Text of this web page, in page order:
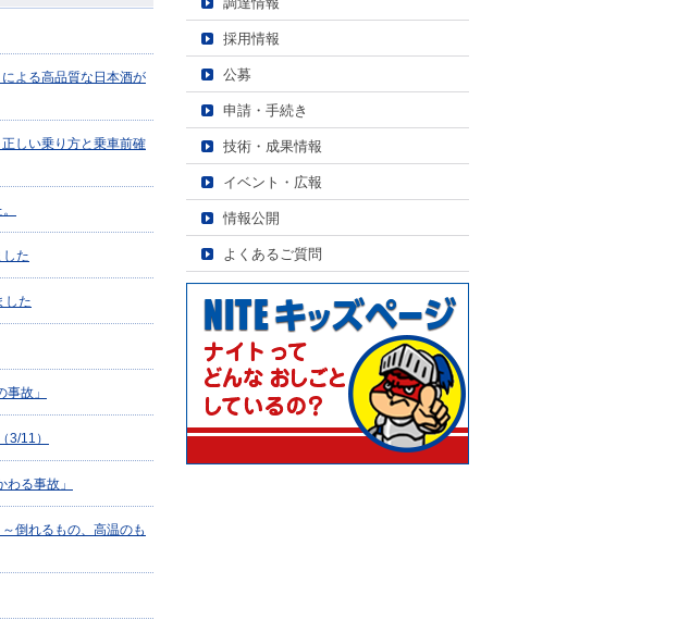
よる高品質な日本酒が
しい乗り方と乗車前確
た
した
故」
3/11）
る事故」
倒れるもの、高温のも
採用情報
公募
申請・手続き
技術・成果情報
イベント・広報
情報公開
よくあるご質問